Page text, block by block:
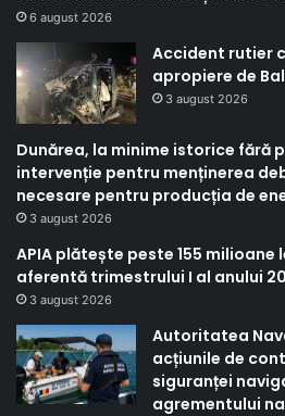
6 august 2026
Accident rutier
apropiere de
3 august 2026
Dunărea, la minime istorice fără
intervenție pentru menținerea
necesare pentru producția de
3 august 2026
APIA plătește peste 155
aferentă trimestrului I al anului
3 august 2026
Autoritatea
acțiunile de
siguranței
agrementului